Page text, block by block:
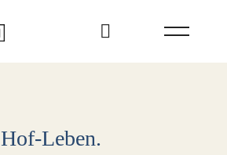
Hof-Leben.